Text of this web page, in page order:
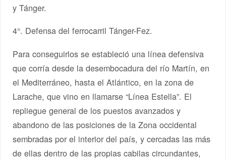
y Tánger.
4°. Defensa del ferrocarril Tánger-Fez.
Para conseguirlos se estableció una línea defensiva
que corría desde la desembocadura del río Martín, en
el Mediterráneo, hasta el Atlántico, en la zona de
Larache, que vino en llamarse “Línea Estella”. El
repliegue general de los puestos avanzados y
abandono de las posiciones de la Zona occidental
sembradas por el interior del país, y cercadas las más
de ellas dentro de las propias cabilas circundantes,